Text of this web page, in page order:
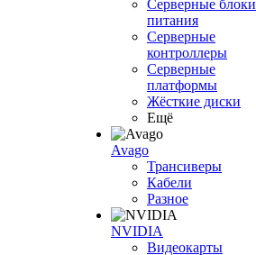
Серверные блоки
питания
Серверные
контроллеры
Серверные
платформы
Жёсткие диски
Ещё
Avago
Трансиверы
Кабели
Разное
NVIDIA
Видеокарты